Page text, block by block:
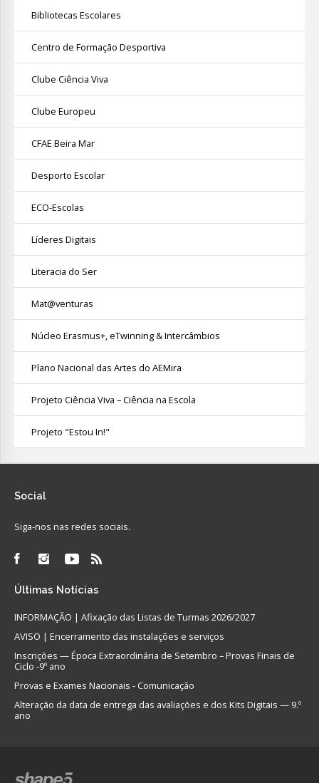
Bibliotecas Escolares
Centro de Formação Desportiva
Clube Ciência Viva
Clube Europeu
CFAE Beira Mar
Desporto Escolar
ECO-Escolas
Líderes Digitais
Literacia do Ser
Mat@venturas
Núcleo Erasmus+, eTwinning & Intercâmbios
Plano Nacional das Artes do AEMira
Projeto Ciência Viva – Ciência na Escola
Projeto "Estou In!"
Social
Siga-nos nas redes sociais.
Últimas Notícias
INFORMAÇÃO | Afixação das Listas de Turmas 2026/2027
AVISO | Encerramento das instalações e serviços
Inscrições — Época Extraordinária de Setembro – Provas Finais de
Ciclo -9º ano
Provas e Exames Nacionais - Comunicação
Alteração da data de entrega das avaliações e dos Kits Digitais — 9.º
ano